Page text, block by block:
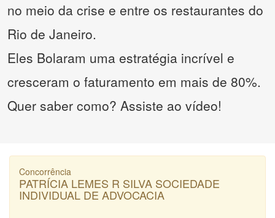
no meio da crise e entre os restaurantes do
Rio de Janeiro.
Eles Bolaram uma estratégia incrível e
cresceram o faturamento em mais de 80%.
Quer saber como? Assiste ao vídeo!
Concorrência
PATRÍCIA LEMES R SILVA SOCIEDADE
INDIVIDUAL DE ADVOCACIA